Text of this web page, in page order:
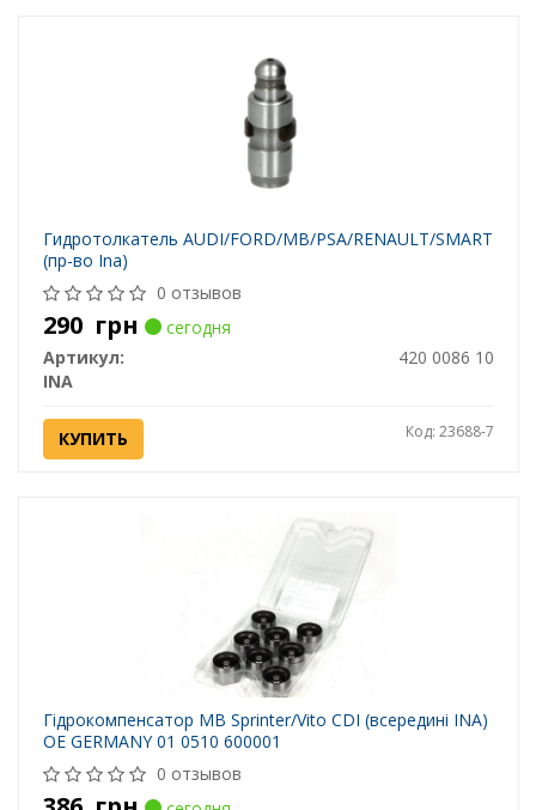
Гидротолкатель AUDI/FORD/MB/PSA/RENAULT/SMART
(пр-во Ina)
0 отзывов
290 грн
сегодня
Артикул:
420 0086 10
INA
КУПИТЬ Код: 23688-7
Гідрокомпенсатор MB Sprinter/Vito CDI (всередині INA)
OE GERMANY 01 0510 600001
0 отзывов